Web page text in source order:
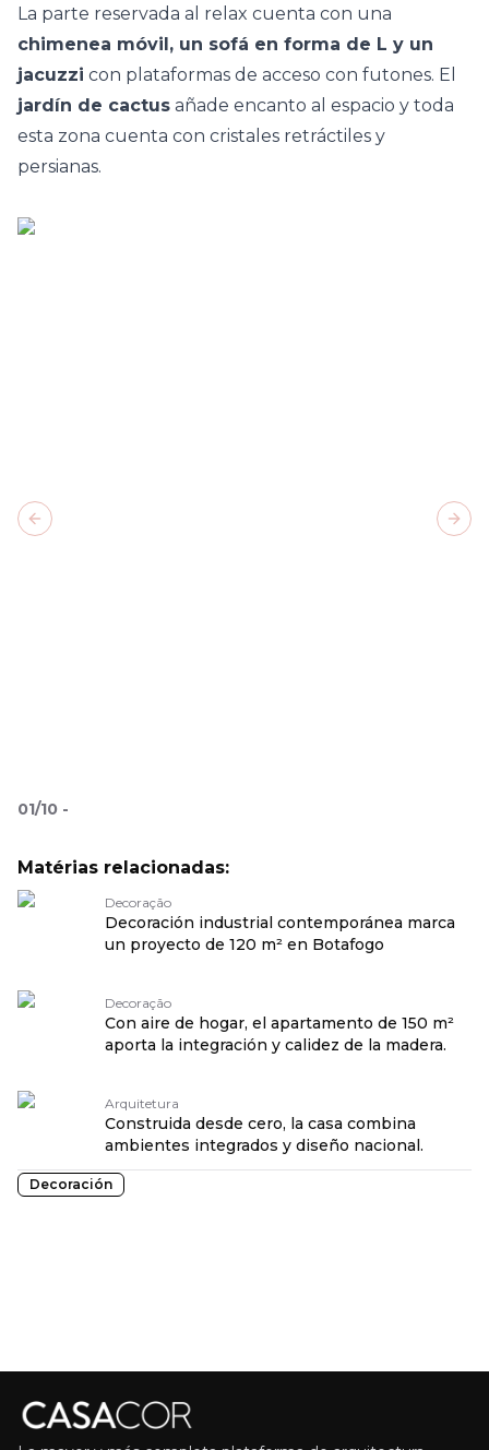
La parte reservada al relax cuenta con una
chimenea móvil, un sofá en forma de L y un
jacuzzi con plataformas de acceso con futones. El
jardín de cactus añade encanto al espacio y toda
esta zona cuenta con cristales retráctiles y
persianas.
01/10 -
Previous slide
Matérias relacionadas:
Decoração
Decoración industrial contemporánea marca
un proyecto de 120 m² en Botafogo
Decoração
Con aire de hogar, el apartamento de 150 m²
aporta la integración y calidez de la madera.
Arquitetura
Construida desde cero, la casa combina
ambientes integrados y diseño nacional.
Decoración